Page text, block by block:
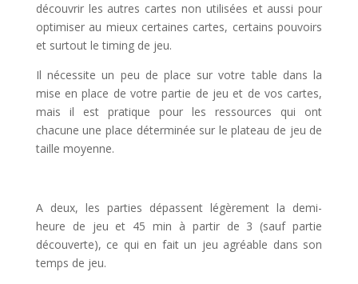
découvrir les autres cartes non utilisées et aussi pour
optimiser au mieux certaines cartes, certains pouvoirs
et surtout le timing de jeu.
Il nécessite un peu de place sur votre table dans la
mise en place de votre partie de jeu et de vos cartes,
mais il est pratique pour les ressources qui ont
chacune une place déterminée sur le plateau de jeu de
taille moyenne.
A deux, les parties dépassent légèrement la demi-
heure de jeu et 45 min à partir de 3 (sauf partie
découverte), ce qui en fait un jeu agréable dans son
temps de jeu.